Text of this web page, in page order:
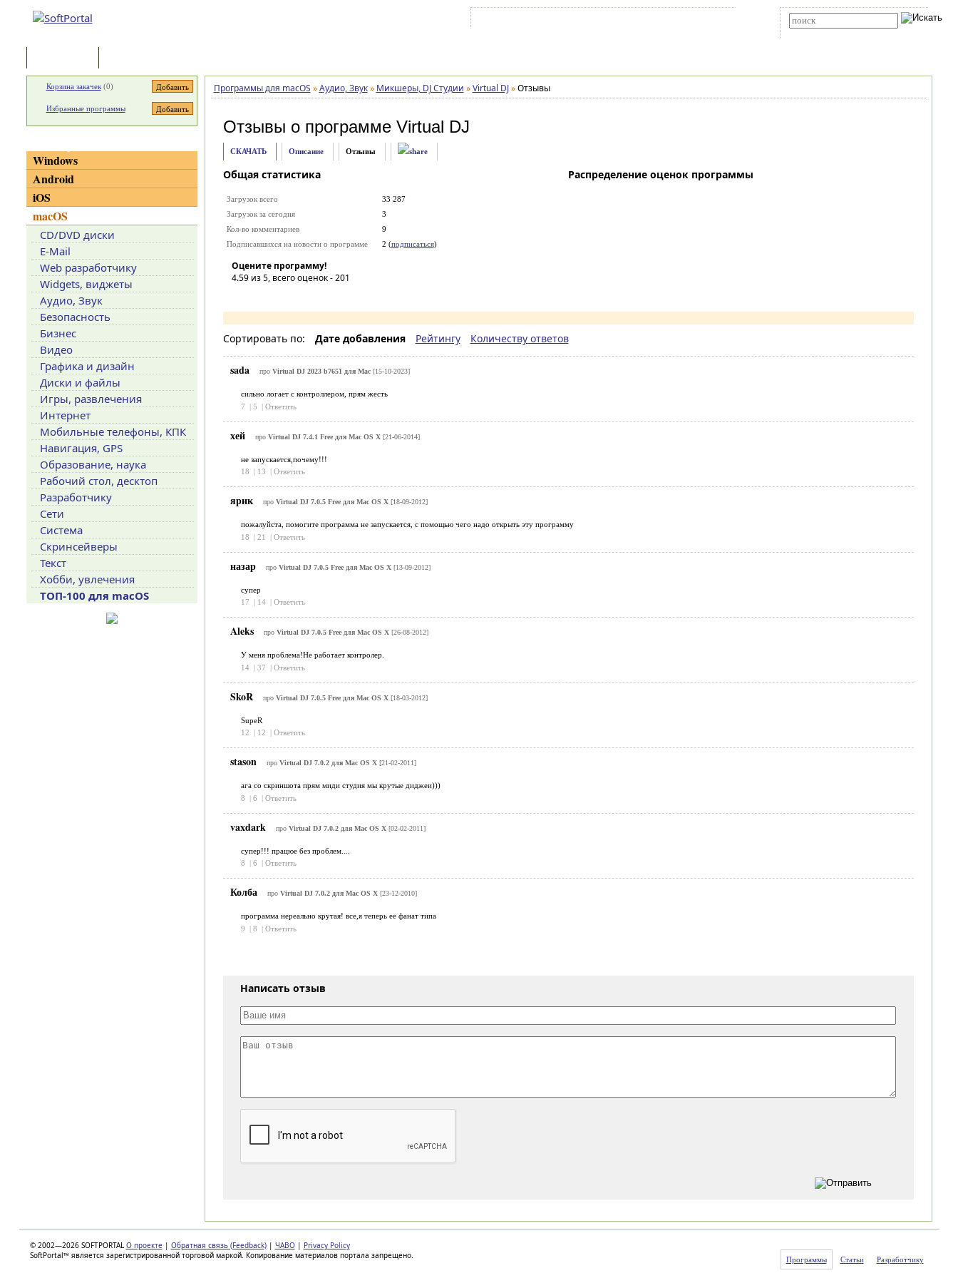
Программы для macOS » Аудио, Звук » Микшеры, DJ Студии » Virtual DJ » Отзывы
Отзывы о программе Virtual DJ
СКАЧАТЬ Описание Отзывы
Общая статистика
Загрузок всего
33 287
Загрузок за сегодня
3
Кол-во комментариев
9
Подписавшихся на новости о программе
2 (подписаться)
Оцените программу!
4.59из 5, всего оценок -201
Распределение оценок программы
Сортировать по: Дате добавления Рейтингу Количеству ответов
sada про Virtual DJ 2023 b7651 для Mac[15-10-2023]
сильно логает с контроллером, прям жесть
7
| 5 | Ответить
хей про Virtual DJ 7.4.1 Free для Mac OS X[21-06-2014]
не запускается,почему!!!
18
| 13 | Ответить
ярик про Virtual DJ 7.0.5 Free для Mac OS X[18-09-2012]
пожалуйста, помогите программа не запускается, с помощью чего надо открыть эту программу
18
| 21 | Ответить
назар про Virtual DJ 7.0.5 Free для Mac OS X[13-09-2012]
супер
17
| 14 | Ответить
Aleks про Virtual DJ 7.0.5 Free для Mac OS X[26-08-2012]
У меня проблема!Не работает контролер.
14 | 37 | Ответить
SkoR про Virtual DJ 7.0.5 Free для Mac OS X[18-03-2012]
SupeR
12
| 12 | Ответить
stason про Virtual DJ 7.0.2 для Mac OS X[21-02-2011]
ага со скриншота прям миди студия мы крутые диджеи)))
8
| 6 | Ответить
vaxdark про Virtual DJ 7.0.2 для Mac OS X[02-02-2011]
супер!!! працюе без проблем....
8
| 6 | Ответить
Колба про Virtual DJ 7.0.2 для Mac OS X[23-12-2010]
программа нереально крутая! все,я теперь ее фанат типа
9
| 8 | Ответить
Написать отзыв
Корзина закачек(0)
Избранные программы
Windows
Android
iOS
macOS
CD/DVD диски
E-Mail
Web разработчику
Widgets, виджеты
Аудио, Звук
Безопасность
Бизнес
Видео
Графика и дизайн
Диски и файлы
Игры, развлечения
Интернет
Мобильные телефоны, КПК
Навигация, GPS
Образование, наука
Рабочий стол, десктоп
Разработчику
Сети
Система
Скринсейверы
Текст
Хобби, увлечения
ТОП-100 для macOS
© 2002—2026 SOFTPORTAL О проекте | Обратная связь (Feedback) | ЧАВО | Privacy Policy
SoftPortal™ является зарегистрированной торговой маркой. Копирование материалов портала запрещено.
Программы Статьи Разработчику